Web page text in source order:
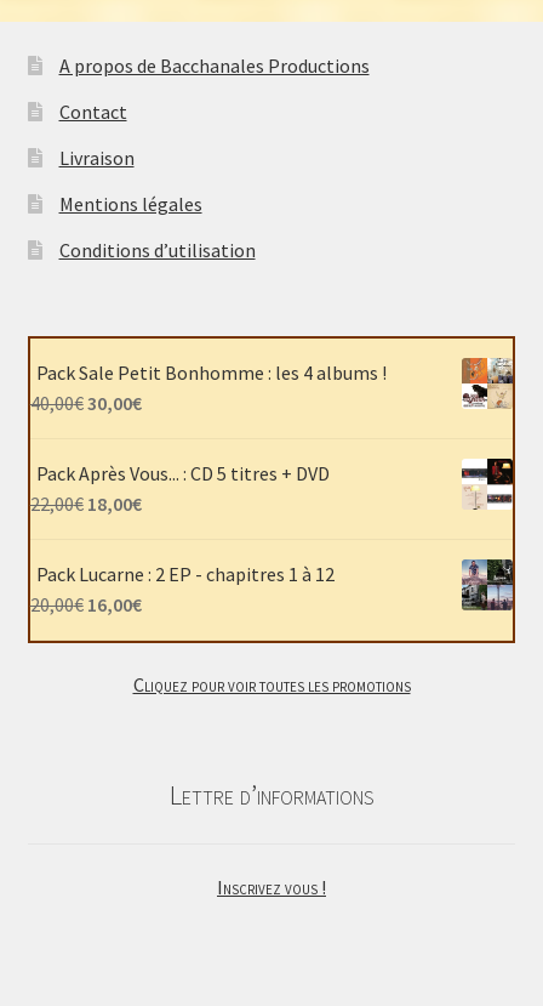
A propos de Bacchanales Productions
Contact
Livraison
Mentions légales
Conditions d’utilisation
Pack Sale Petit Bonhomme : les 4 albums !
40,00€ Le
initial
était :
40,00€.
30,00€Le
Pack Après Vous... : CD 5 titres + DVD
22,00€ Le
22,00€.
18,00€Le
actuel
Pack Lucarne : 2 EP - chapitres 1 à 12
20,00€ Le
était :
16,00€Le
est :
Cliquez pour voir toutes les promotions
Lettre d’informations
Inscrivez vous !